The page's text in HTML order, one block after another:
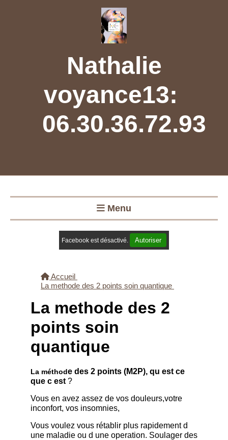
Nathalie
voyance13:
06.30.36.72.93
Menu
Facebook est désactivé. Autoriser
Accueil
La methode des 2 points soin quantique
La methode des 2
points soin
quantique
La méthode des 2 points (M2P), qu est ce
que c est ?
Vous en avez assez de vos douleurs,votre
inconfort, vos insomnies,
Vous voulez vous rétablir plus rapidement d
une maladie ou d une operation. Soulager des